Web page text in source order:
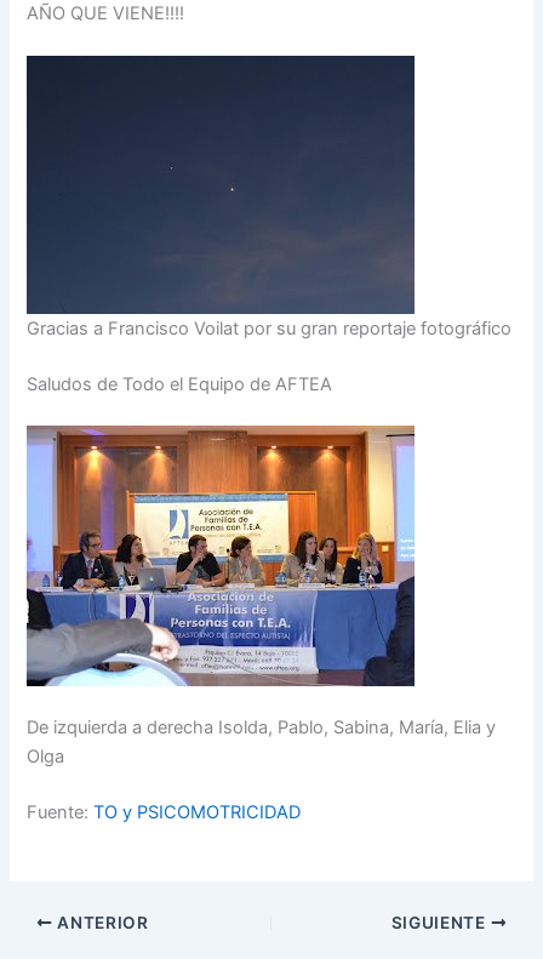
AÑO QUE VIENE!!!!
Gracias a Francisco Voilat por su gran reportaje fotográfico
Saludos de Todo el Equipo de AFTEA
De izquierda a derecha Isolda, Pablo, Sabina, María, Elia y
Olga
Fuente:TO y PSICOMOTRICIDAD
ANTERIOR SIGUIENTE